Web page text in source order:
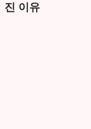
진 이유